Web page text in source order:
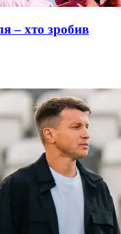
– хто зробив